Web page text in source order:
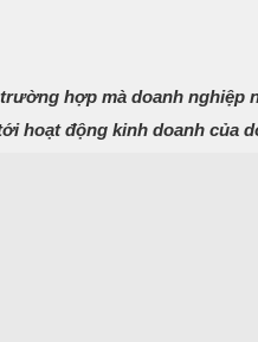
hợp mà doanh nghiệp
hoạt động kinh doanh của